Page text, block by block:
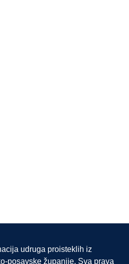
udruga proisteklih iz
posavske županije. Sva prava